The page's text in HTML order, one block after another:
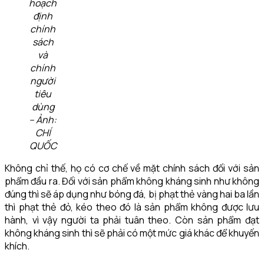
hoạch
định
chính
sách
và
chính
người
tiêu
dùng
– Ảnh:
CHÍ
QUỐC
Không chỉ thế, họ có cơ chế về mặt chính sách đối với sản
phẩm đầu ra. Đối với sản phẩm không kháng sinh như không
đúng thì sẽ áp dụng như bóng đá, bị phạt thẻ vàng hai ba lần
thì phạt thẻ đỏ, kéo theo đó là sản phẩm không được lưu
hành, vì vậy người ta phải tuân theo. Còn sản phẩm đạt
không kháng sinh thì sẽ phải có một mức giá khác để khuyến
khích.